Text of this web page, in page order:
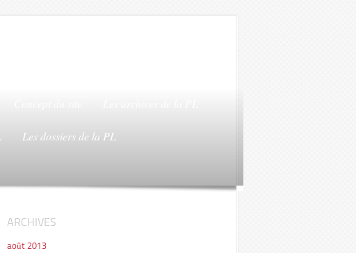
Les dossiers de la PL
ARCHIVES
août 2013